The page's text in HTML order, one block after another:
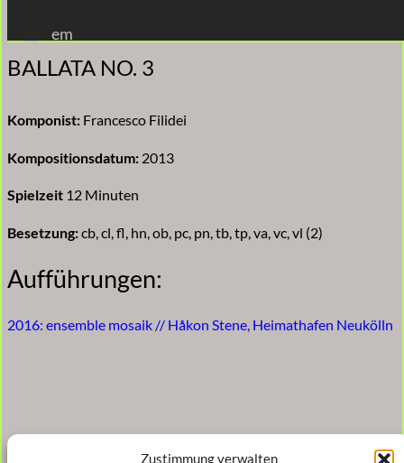
Zustimmung verwalten
Inhalt
springen
em
BALLATA NO. 3
Komponist: Francesco Filidei
Kompositionsdatum: 2013
Spielzeit 12 Minuten
Besetzung:cb, cl, fl, hn, ob, pc, pn, tb, tp, va, vc, vl (2)
Aufführungen:
2016: ensemble mosaik // Håkon Stene, Heimathafen Neukölln